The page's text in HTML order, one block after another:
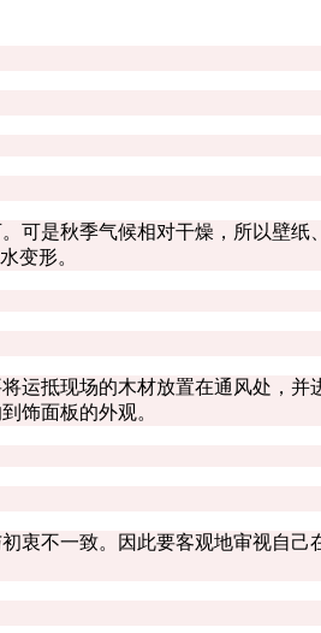
是秋季气候相对干燥，所以壁纸
变形。
抵现场的木材放置在通风处，并
饰面板的外观。
不一致。因此要客观地审视自己